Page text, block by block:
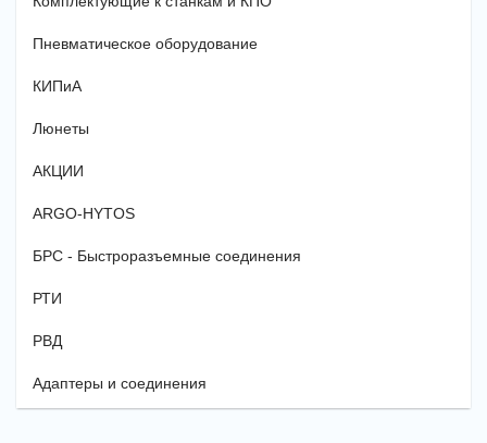
Пневматическое оборудование
КИПиА
Люнеты
АКЦИИ
ARGO-HYTOS
БРС - Быстроразъемные соединения
РТИ
РВД
Адаптеры и соединения